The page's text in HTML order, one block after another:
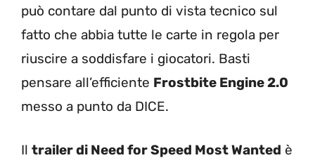
può contare dal punto di vista tecnico sul
fatto che abbia tutte le carte in regola per
riuscire a soddisfare i giocatori. Basti
pensare all’efficiente Frostbite Engine 2.0
messo a punto da DICE.
Il trailer di Need for Speed Most Wanted è